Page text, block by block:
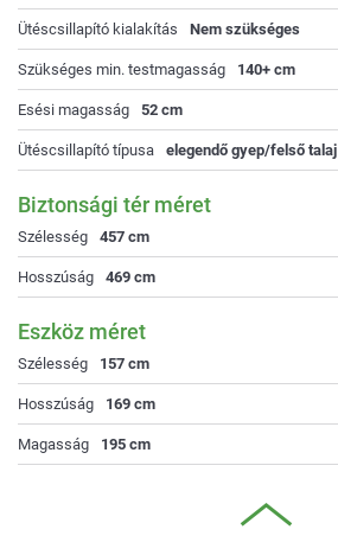
Ütéscsillapító kialakítás Nem szükséges
Szükséges min. testmagasság 140+ cm
Esési magasság 52 cm
Ütéscsillapító típusa elegendő gyep/felső talaj
Biztonsági tér méret
Szélesség 457 cm
Hosszúság 469 cm
Eszköz méret
Szélesség 157 cm
Hosszúság 169 cm
Magasság 195 cm